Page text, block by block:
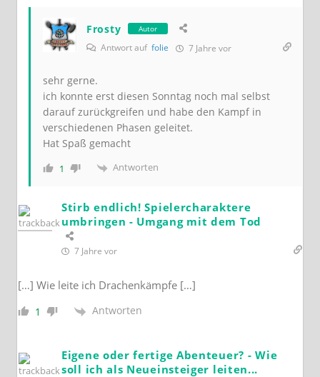
Frosty Autor
Antwort auf folie 7 Jahre vor
sehr gerne.
ich konnte erst diesen Sonntag noch mal selbst
darauf zurückgreifen und habe den Kampf in
verschiedenen Phasen geleitet.
Hat Spaß gemacht
1 Antworten
Stirb endlich! Spielercharaktere
umbringen - Umgang mit dem Tod
7 Jahre vor
[…] Wie leite ich Drachenkämpfe […]
1 Antworten
Eigene oder fertige Abenteuer? - Wie
soll ich als Neueinsteiger leiten...